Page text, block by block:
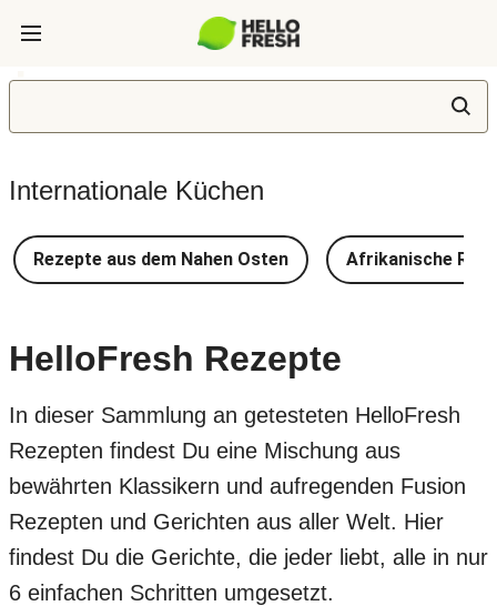
Internationale Küchen
Rezepte aus dem Nahen Osten Afrikanische
HelloFresh Rezepte
In dieser Sammlung an getesteten HelloFresh
Rezepten findest Du eine Mischung aus
bewährten Klassikern und aufregenden Fusion
Rezepten und Gerichten aus aller Welt. Hier
findest Du die Gerichte, die jeder liebt, alle in nur
6 einfachen Schritten umgesetzt.